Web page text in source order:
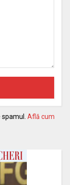
Află cum